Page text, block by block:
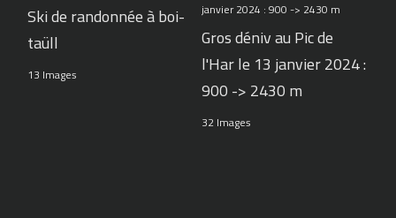
Ski de randonnée à boi-
taüll
13 Images
Gros déniv au Pic de
l'Har le 13 janvier 2024 :
900 -> 2430 m
32 Images